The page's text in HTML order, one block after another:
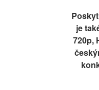
je
720p,